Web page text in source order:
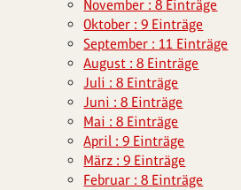
November : 8 Einträge
Oktober : 9 Einträge
September : 11 Einträge
August : 8 Einträge
Juli : 8 Einträge
Juni : 8 Einträge
Mai : 8 Einträge
April : 9 Einträge
März : 9 Einträge
Februar : 8 Einträge